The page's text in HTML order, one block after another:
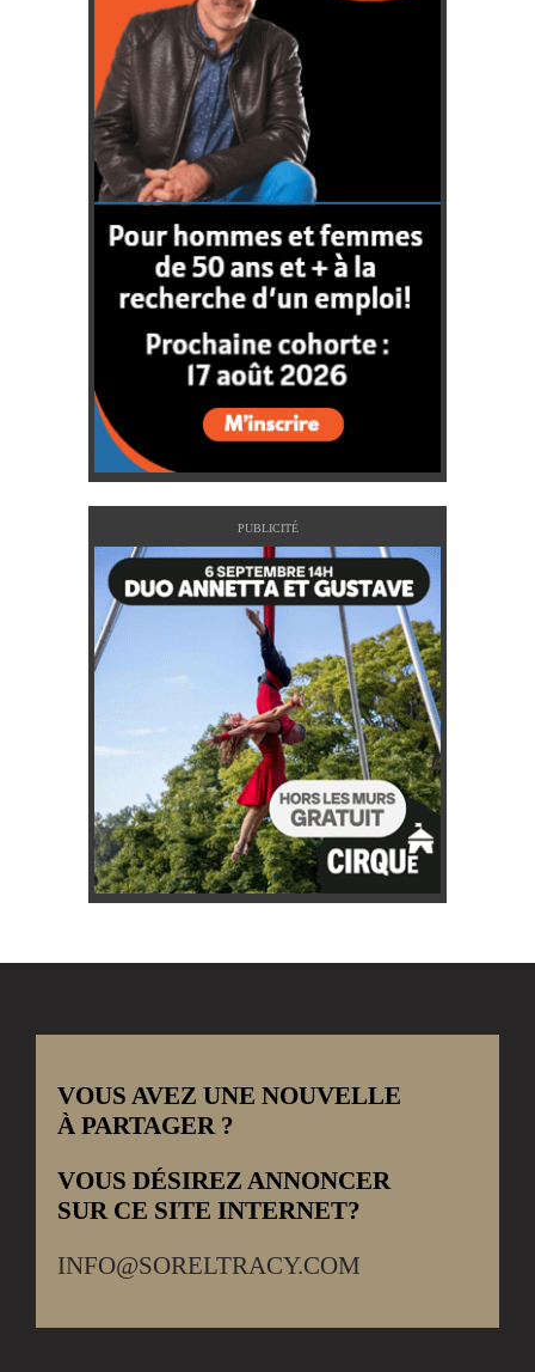
PUBLICITÉ
VOUS AVEZ UNE NOUVELLE
À PARTAGER ?
VOUS DÉSIREZ ANNONCER
SUR CE SITE INTERNET?
INFO@SORELTRACY.COM